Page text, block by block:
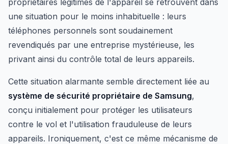
propriétaires légitimes de l'appareil se retrouvent dans
une situation pour le moins inhabituelle : leurs
téléphones personnels sont soudainement
revendiqués par une entreprise mystérieuse, les
privant ainsi du contrôle total de leurs appareils.
Cette situation alarmante semble directement liée au
système de sécurité propriétaire de Samsung,
conçu initialement pour protéger les utilisateurs
contre le vol et l'utilisation frauduleuse de leurs
appareils. Ironiquement, c'est ce même mécanisme de